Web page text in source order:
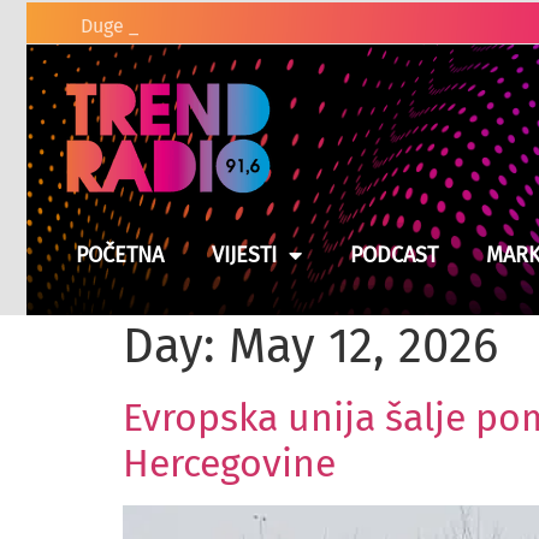
POČETNA VIJESTI PODCAST
Day: May 12, 2026
Evropska unija šalje
Hercegovine